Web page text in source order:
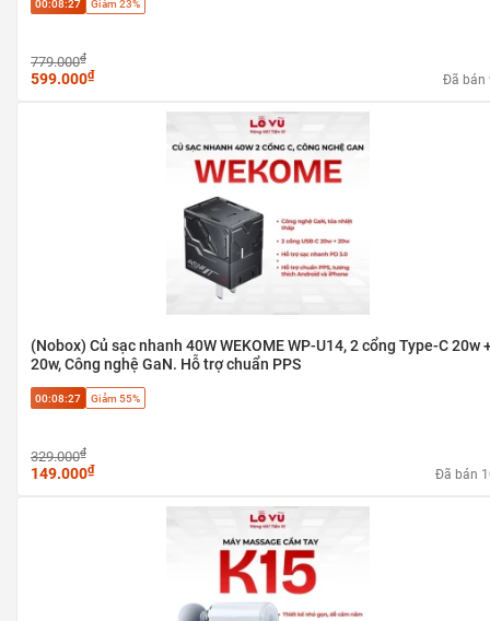
00:08:27 Giảm 23%
779.000₫
599.000₫ Đã bán
(Nobox) Củ sạc nhanh 40W WEKOME WP-U14, 2 cổng Type-C 20w
20w, Công nghệ GaN. Hỗ trợ chuẩn PPS
00:08:27 Giảm 55%
329.000₫
149.000₫ Đã bán